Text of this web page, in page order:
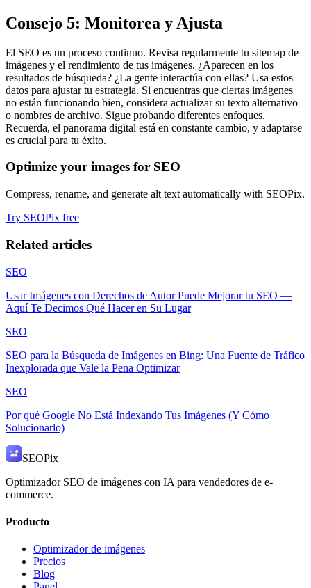
Consejo 5: Monitorea y Ajusta
El SEO es un proceso continuo. Revisa regularmente tu sitemap de
imágenes y el rendimiento de tus imágenes. ¿Aparecen en los
resultados de búsqueda? ¿La gente interactúa con ellas? Usa estos
datos para ajustar tu estrategia. Si encuentras que ciertas imágenes
no están funcionando bien, considera actualizar su texto alternativo
o nombres de archivo. Sigue probando diferentes enfoques.
Recuerda, el panorama digital está en constante cambio, y adaptarse
es crucial para tu éxito.
Optimize your images for SEO
Compress, rename, and generate alt text automatically with SEOPix.
Try SEOPix free
Related articles
SEO
Usar Imágenes con Derechos de Autor Puede Mejorar tu SEO —
Aquí Te Decimos Qué Hacer en Su Lugar
SEO
SEO para la Búsqueda de Imágenes en Bing: Una Fuente de Tráfico
Inexplorada que Vale la Pena Optimizar
SEO
Por qué Google No Está Indexando Tus Imágenes (Y Cómo
Solucionarlo)
SEOPix
Optimizador SEO de imágenes con IA para vendedores de e-
commerce.
Producto
Optimizador de imágenes
Precios
Blog